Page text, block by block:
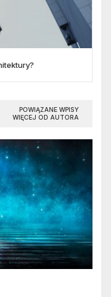
POWIĄZANE WPISY
WIĘCEJ OD AUTORA